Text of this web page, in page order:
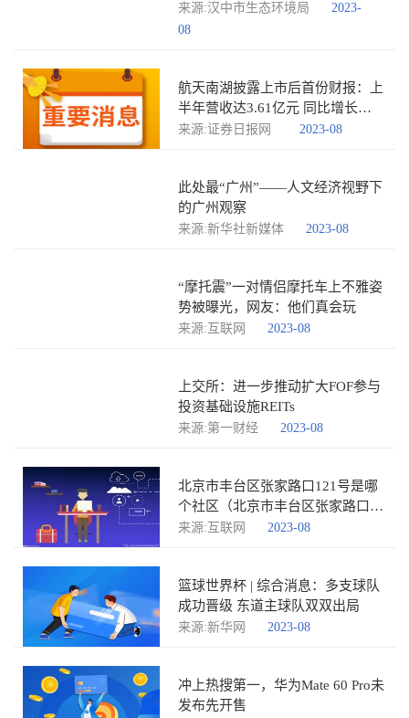
来源:汉中市生态环境局
2023-
08
航天南湖披露上市后首份财报：上
半年营收达3.61亿元 同比增长
100.64%
来源:证券日报网 2023-08
此处最“广州”——人文经济视野下
的广州观察
来源:新华社新媒体 2023-08
“摩托震”一对情侣摩托车上不雅姿
势被曝光，网友：他们真会玩
来源:互联网 2023-08
上交所：进一步推动扩大FOF参与
投资基础设施REITs
来源:第一财经 2023-08
北京市丰台区张家路口121号是哪
个社区（北京市丰台区张家路口
121号）
来源:互联网 2023-08
篮球世界杯 | 综合消息：多支球队
成功晋级 东道主球队双双出局
来源:新华网 2023-08
冲上热搜第一，华为Mate 60 Pro未
发布先开售